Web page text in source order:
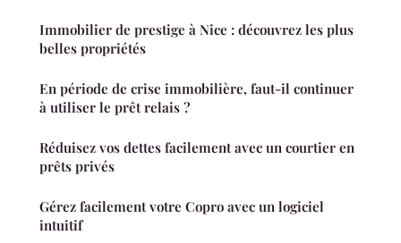
Immobilier de prestige à Nice : découvrez les plus
belles propriétés
En période de crise immobilière, faut-il continuer
à utiliser le prêt relais ?
Réduisez vos dettes facilement avec un courtier en
prêts privés
Gérez facilement votre Copro avec un logiciel
intuitif